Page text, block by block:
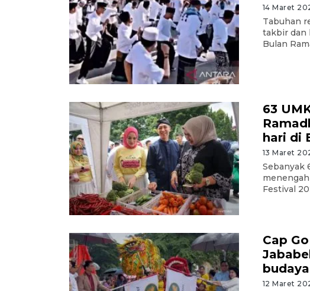
14 Maret
Tabuhan
takbir dan
Bulan
63
hari di
13 Maret
Sebanyak
Festival
Cap
budaya
12 Maret